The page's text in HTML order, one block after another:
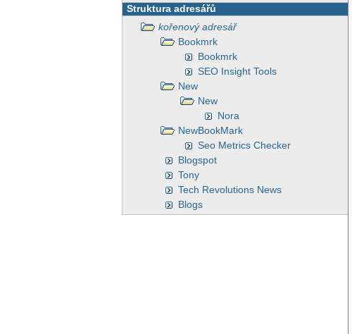
Struktura adresářů
kořenový adresář
Bookmrk
Bookmrk
SEO Insight Tools
New
New
Nora
NewBookMark
Seo Metrics Checker
Blogspot
Tony
Tech Revolutions News
Blogs